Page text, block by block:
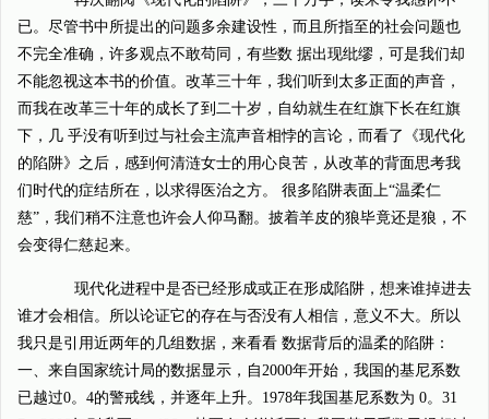
已。尽管书中所提出的问题多余建设性，而且所指至的社会问题也
不完全准确，许多观点不敢苟同，有些数 据出现纰缪，可是我们却
不能忽视这本书的价值。改革三十年，我们听到太多正面的声音，
而我在改革三十年的成长了到二十岁，自幼就生在红旗下长在红旗
下，几 乎没有听到过与社会主流声音相悖的言论，而看了《现代化
的陷阱》之后，感到何清涟女士的用心良苦，从改革的背面思考我
们时代的症结所在，以求得医治之方。 很多陷阱表面上“温柔仁
慈”，我们稍不注意也许会人仰马翻。披着羊皮的狼毕竟还是狼，不
会变得仁慈起来。
现代化进程中是否已经形成或正在形成陷阱，想来谁掉进去
谁才会相信。所以论证它的存在与否没有人相信，意义不大。所以
我只是引用近两年的几组数据，来看看 数据背后的温柔的陷阱：
一、来自国家统计局的数据显示，自2000年开始，我国的基尼系数
已越过0。4的警戒线，并逐年上升。1978年我国基尼系数为 0。31